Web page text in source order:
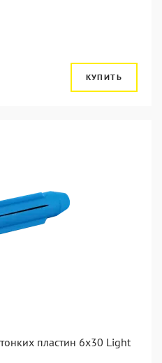
КУПИТЬ
пластин 6x30 Light